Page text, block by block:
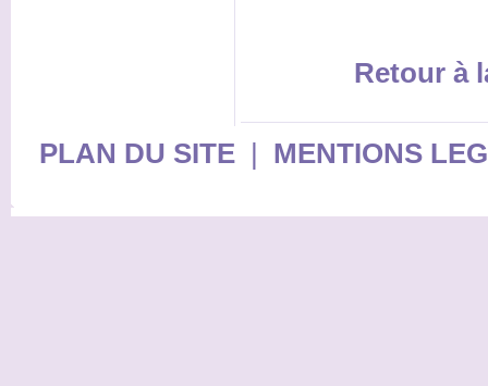
Retour à
PLAN DU SITE| MENTIONS